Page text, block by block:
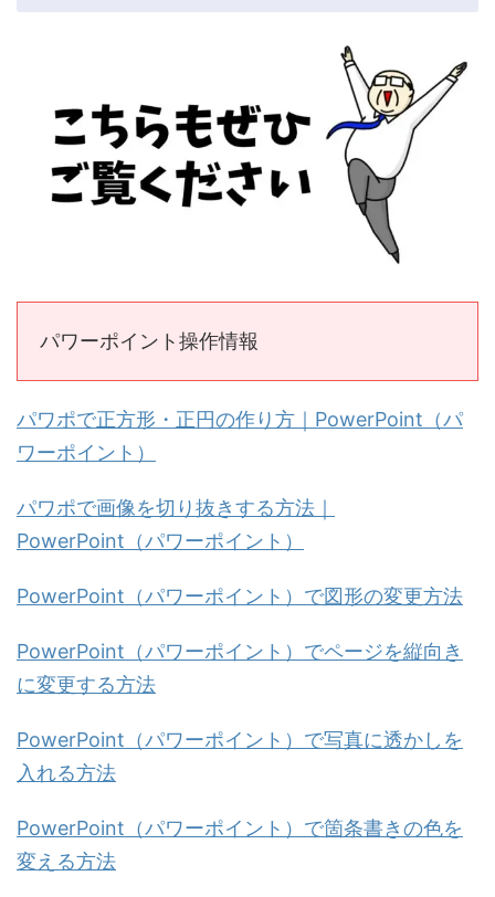
パワーポイント操作情報
パワポで正方形・正円の作り方｜PowerPoint（パ
ワーポイント）
パワポで画像を切り抜きする方法｜
PowerPoint（パワーポイント）
PowerPoint（パワーポイント）で図形の変更方法
PowerPoint（パワーポイント）でページを縦向き
に変更する方法
PowerPoint（パワーポイント）で写真に透かしを
入れる方法
PowerPoint（パワーポイント）で箇条書きの色を
変える方法